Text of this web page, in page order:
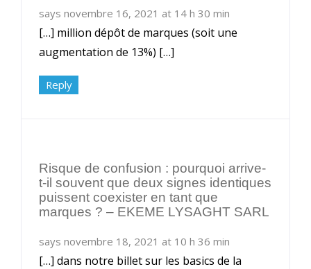
says novembre 16, 2021 at 14 h 30 min
[…] million dépôt de marques (soit une
augmentation de 13%) […]
Reply
Risque de confusion : pourquoi arrive-
t-il souvent que deux signes identiques
puissent coexister en tant que
marques ? – EKEME LYSAGHT SARL
says novembre 18, 2021 at 10 h 36 min
[…] dans notre billet sur les basics de la